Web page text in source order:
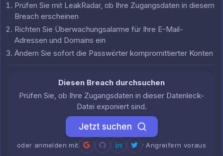
Prüfen Sie mit LeakRadar, ob Ihre Zugangsdaten in diesem
Breach erscheinen
Richten Sie Überwachungsalarme für Ihre E-Mail-
Adressen und Domains ein
Ändern Sie sofort die Passwörter kompromittierter Konten
Diesen Breach durchsuchen
Prüfen Sie, ob Ihre Zugangsdaten in dieser Datenleck-
Datei exponiert sind.
Jetzt suchen
oder anmelden mit · Angreifern voraus